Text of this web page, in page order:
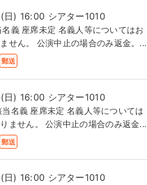
) 16:00 シアター1010
義 座席未定 名義人等についてはお
せん。 公演中止の場合のみ返金。...
郵送
) 16:00 シアター1010
名義 座席未定 名義人等については
ません。 公演中止の場合のみ返金...
郵送
) 16:00 シアター1010